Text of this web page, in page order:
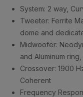
System: 2 way,
Tweeter: Ferrite
dome and
Midwoofer:
and Aluminum
Crossover: 1900
Coherent
Frequency